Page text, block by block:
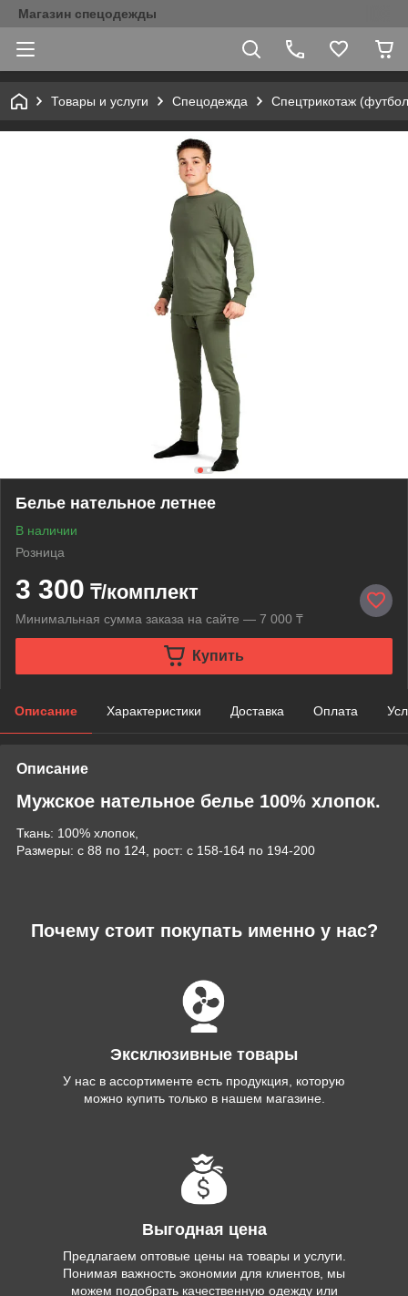
Магазин спецодежды
Товары и услуги Спецодежда Спецтрикотаж
Белье нательное летнее
В наличии
Розница
3 300 ₸/комплект
Минимальная сумма заказа на сайте — 7 000 ₸
Купить
Описание Характеристики Доставка Оплата
Описание
Мужское нательное белье 100% хлопок.
Ткань: 100% хлопок,
Размеры: с 88 по 124, рост: с 158-164 по 194-200
Почему стоит покупать именно у нас?
Эксклюзивные товары
У нас в ассортименте есть продукция, которую
можно купить только в нашем магазине.
Выгодная цена
Предлагаем оптовые цены на товары и услуги.
Понимая важность экономии для клиентов, мы
можем подобрать качественную одежду или